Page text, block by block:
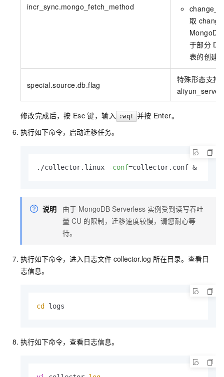
incr_sync.mongo_fetch_method
取 change
于部分
表的创建
special.source.db.flag
特殊形态支持
修改完成后，按 Esc 键，输入 :wq! 并按 Enter。
执行如下命令，启动迁移任务。
./collector.linux -conf=collector.conf &
说明 由于 MongoDB Serverless 实例受到读写吞吐
量 CU 的限制，迁移速度较慢，请您耐心等
待。
执行如下命令，进入日志文件 collector.log 所在目录。查看日
志信息。
cd logs
执行如下命令，查看日志信息。